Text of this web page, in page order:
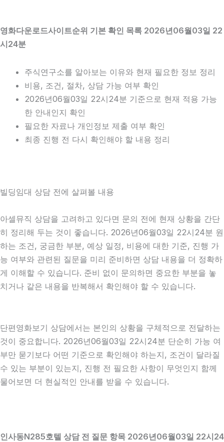
영화다운로드사이트순위 기본 확인 목록 2026년06월03일 22
시24분
주식연구소를 알아보는 이유와 현재 필요한 정보 정리
비용, 조건, 절차, 상담 가능 여부 확인
2026년06월03일 22시24분 기준으로 현재 적용 가능
한 안내인지 확인
필요한 자료나 개인정보 제출 여부 확인
최종 진행 전 다시 확인해야 할 내용 정리
빌딩임대 상담 전에 살펴볼 내용
아셀뮤직 상담을 고려하고 있다면 문의 전에 현재 상황을 간단
히 정리해 두는 것이 좋습니다. 2026년06월03일 22시24분 원
하는 조건, 궁금한 부분, 예상 일정, 비용에 대한 기준, 진행 가
능 여부와 관련된 질문을 미리 준비하면 상담 내용을 더 정확하
게 이해할 수 있습니다. 준비 없이 문의하면 중요한 부분을 놓
치거나 같은 내용을 반복해서 확인해야 할 수 있습니다.
단편영화보기 상담에서는 본인의 상황을 구체적으로 전달하는
것이 중요합니다. 2026년06월03일 22시24분 단순히 가능 여
부만 묻기보다 어떤 기준으로 확인해야 하는지, 조건이 달라질
수 있는 부분이 있는지, 진행 전 필요한 사항이 무엇인지 함께
물어보면 더 현실적인 안내를 받을 수 있습니다.
인사동N285호텔 상담 전 질문 항목 2026년06월03일 22시24